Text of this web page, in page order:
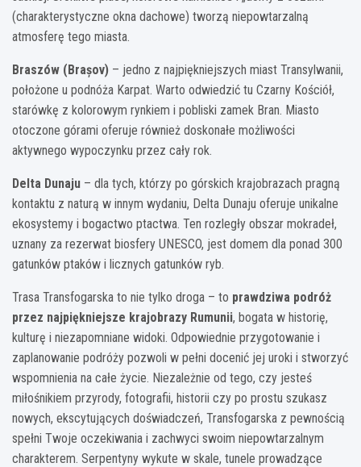
(charakterystyczne okna dachowe) tworzą niepowtarzalną
atmosferę tego miasta.
Braszów (Brașov) – jedno z najpiękniejszych miast Transylwanii,
położone u podnóża Karpat. Warto odwiedzić tu Czarny Kościół,
starówkę z kolorowym rynkiem i pobliski zamek Bran. Miasto
otoczone górami oferuje również doskonałe możliwości
aktywnego wypoczynku przez cały rok.
Delta Dunaju – dla tych, którzy po górskich krajobrazach pragną
kontaktu z naturą w innym wydaniu, Delta Dunaju oferuje unikalne
ekosystemy i bogactwo ptactwa. Ten rozległy obszar mokradeł,
uznany za rezerwat biosfery UNESCO, jest domem dla ponad 300
gatunków ptaków i licznych gatunków ryb.
Trasa Transfogarska to nie tylko droga – to prawdziwa podróż
przez najpiękniejsze krajobrazy Rumunii, bogata w historię,
kulturę i niezapomniane widoki. Odpowiednie przygotowanie i
zaplanowanie podróży pozwoli w pełni docenić jej uroki i stworzyć
wspomnienia na całe życie. Niezależnie od tego, czy jesteś
miłośnikiem przyrody, fotografii, historii czy po prostu szukasz
nowych, ekscytujących doświadczeń, Transfogarska z pewnością
spełni Twoje oczekiwania i zachwyci swoim niepowtarzalnym
charakterem. Serpentyny wykute w skale, tunele prowadzące